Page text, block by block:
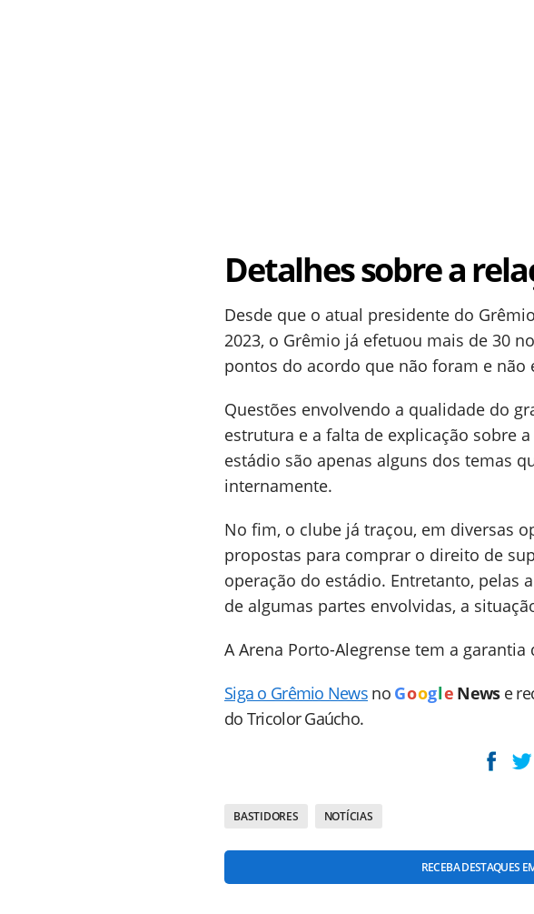
Detalhes sobre a
Desde que o atual presidente do
2023, o Grêmio já efetuou mais de 30
pontos do acordo que não foram e não
Questões envolvendo a qualidade do
estrutura e a falta de explicação sobre
estádio são apenas alguns dos temas
internamente.
No fim, o clube já traçou, em diversas
propostas para comprar o direito de
operação do estádio. Entretanto, pelas
de algumas partes envolvidas, a
A Arena Porto-Alegrense tem a
Siga o Grêmio News no Goog le News e
do Tricolor Gaúcho.
BASTIDORES NOTÍCIAS
RECEBA DESTAQUES